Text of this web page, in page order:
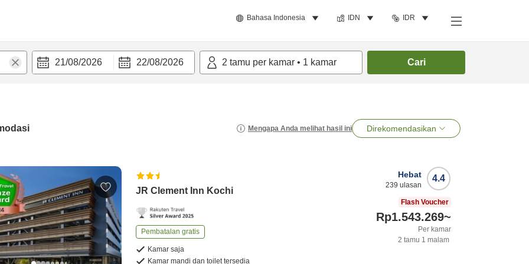
Bahasa Indonesia IDN IDR
21/08/2026 22/08/2026 2 tamu per kamar • 1 kamar Cari
Mengapa Anda melihat hasil ini Direkomendasikan
JR Clement Inn Kochi
Pembatalan gratis
Kamar saja
Kamar mandi dan toilet tersedia
4.4
Hebat
239 ulasan
Flash Voucher
Rp1.543.269~
Per kamar
2 tamu 1 malam